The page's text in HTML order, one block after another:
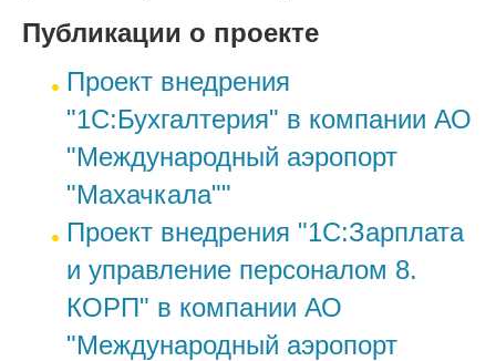
Публикации о проекте
Проект внедрения
"1С:Бухгалтерия" в компании АО
"Международный аэропорт
"Махачкала""
Проект внедрения "1С:Зарплата
и управление персоналом 8.
КОРП" в компании АО
"Международный аэропорт